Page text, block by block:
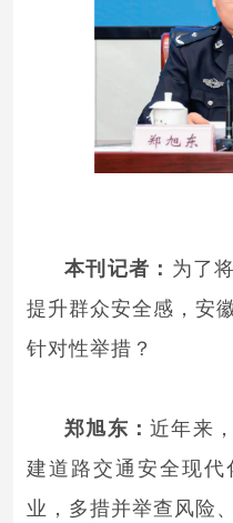
本刊记者： 为了
提升群众安全感，安
针对性举措？
郑旭东：近年来
建道路交通安全现
业，多措并举查风险